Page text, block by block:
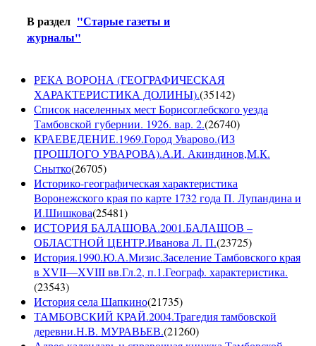
В раздел "Старые газеты и
журналы"
РЕКА ВОРОНА (ГЕОГРАФИЧЕСКАЯ
ХАРАКТЕРИСТИКА ДОЛИНЫ).(35142)
Список населенных мест Борисоглебского уезда
Тамбовской губернии. 1926. вар. 2.(26740)
КРАЕВЕДЕНИЕ.1969.Город Уварово.(ИЗ
ПРОШЛОГО УВАРОВА).А.И. Акиндинов,М.К.
Снытко(26705)
Историко-географическая характеристика
Воронежского края по карте 1732 года П. Лупандина и
И.Шишкова(25481)
ИСТОРИЯ БАЛАШОВА.2001.БАЛАШОВ –
ОБЛАСТНОЙ ЦЕНТР.Иванова Л. П.(23725)
История.1990.Ю.А.Мизис.Заселение Тамбовского края
в XVII—XVIII вв.Гл.2, п.1.Географ. характеристика.
(23543)
История села Шапкино(21735)
ТАМБОВСКИЙ КРАЙ.2004.Трагедия тамбовской
деревни.Н.В. МУРАВЬЕВ.(21260)